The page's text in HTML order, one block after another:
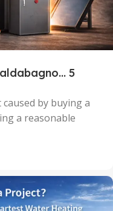
5
by buying a
a reasonable